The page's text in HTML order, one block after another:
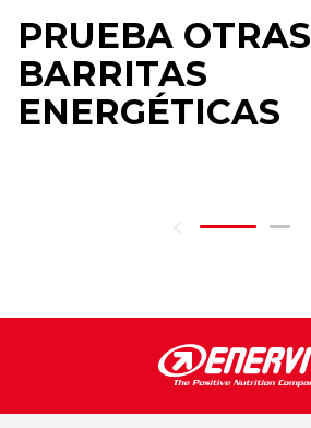
PRUEBA OTRAS
BARRITAS
ENERGÉTICAS